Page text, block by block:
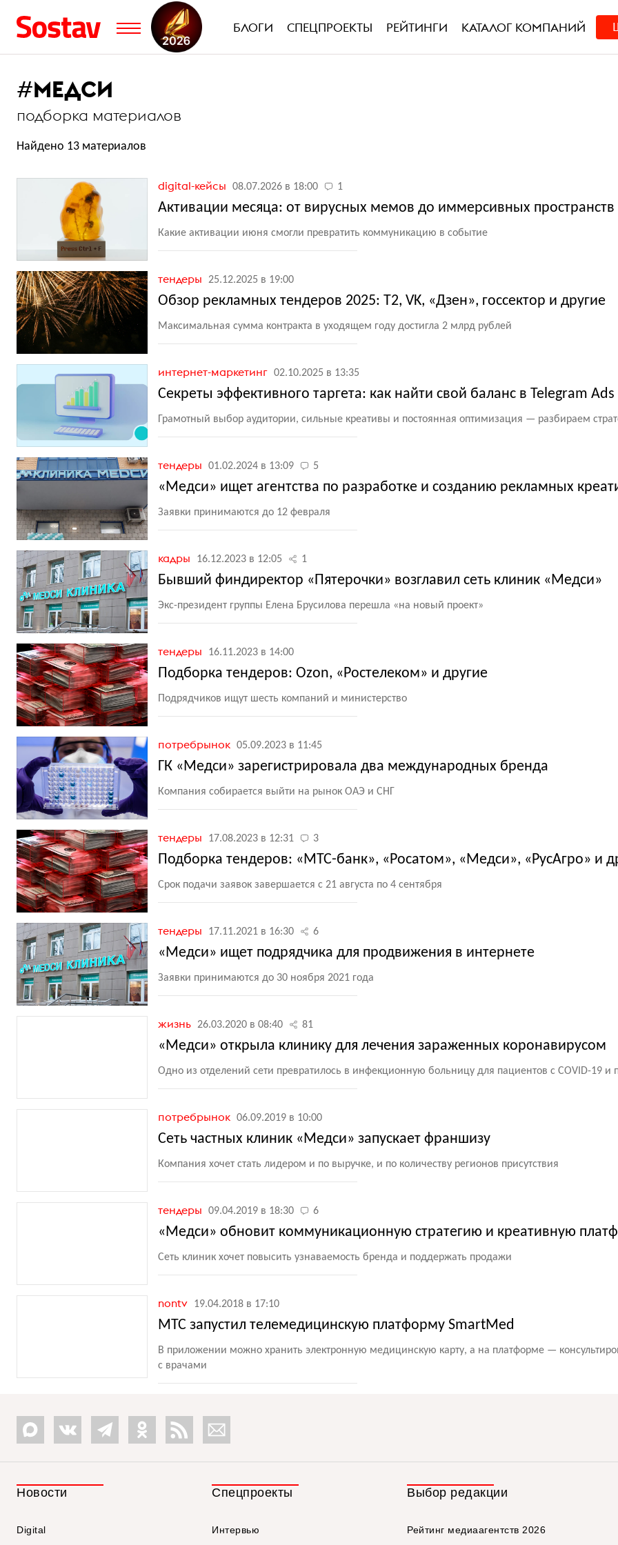
БЛОГИ СПЕЦПРОЕКТЫ РЕЙТИНГИ КАТАЛОГ КОМПАНИЙ
#МЕДСИ
подборка материалов
Найдено 13 материалов
digital-кейсы 08.07.2026 в 18:00 1
Активации месяца: от вирусных мемов до иммерсивных пространств
Какие активации июня смогли превратить коммуникацию в событие
тендеры 25.12.2025 в 19:00
Обзор рекламных тендеров 2025: Т2, VK, «Дзен», госсектор и другие
Максимальная сумма контракта в уходящем году достигла 2 млрд рублей
интернет-маркетинг 02.10.2025 в 13:35
Секреты эффективного таргета: как найти свой баланс в Telegram Ads
Грамотный выбор аудитории, сильные креативы и постоянная оптимизация — разбираем
тендеры 01.02.2024 в 13:09 5
«Медси» ищет агентства по разработке и созданию рекламных
Заявки принимаются до 12 февраля
кадры 16.12.2023 в 12:05 1
Бывший финдиректор «Пятерочки» возглавил сеть клиник «Медси»
Экс-президент группы Елена Брусилова перешла «на новый проект»
тендеры 16.11.2023 в 14:00
Подборка тендеров: Ozon, «Ростелеком» и другие
Подрядчиков ищут шесть компаний и министерство
потребрынок 05.09.2023 в 11:45
ГК «Медси» зарегистрировала два международных бренда
Компания собирается выйти на рынок ОАЭ и СНГ
тендеры 17.08.2023 в 12:31 3
Подборка тендеров: «МТС-банк», «Росатом», «Медси», «РусАгро» и
Срок подачи заявок завершается с 21 августа по 4 сентября
тендеры 17.11.2021 в 16:30 6
«Медси» ищет подрядчика для продвижения в интернете
Заявки принимаются до 30 ноября 2021 года
жизнь 26.03.2020 в 08:40 81
«Медси» открыла клинику для лечения зараженных коронавирусом
Одно из отделений сети превратилось в инфекционную больницу для пациентов с COVID-19 и
потребрынок 06.09.2019 в 10:00
Сеть частных клиник «Медси» запускает франшизу
Компания хочет стать лидером и по выручке, и по количеству регионов присутствия
тендеры 09.04.2019 в 18:30 6
«Медси» обновит коммуникационную стратегию и креативную
Сеть клиник хочет повысить узнаваемость бренда и поддержать продажи
nontv 19.04.2018 в 17:10
МТС запустил телемедицинскую платформу SmartMed
В приложении можно хранить электронную медицинскую карту, а на платформе —
с врачами
Новости
Digital
Спецпроекты
Интервью
Выбор редакции
Рейтинг медиаагентств 2026